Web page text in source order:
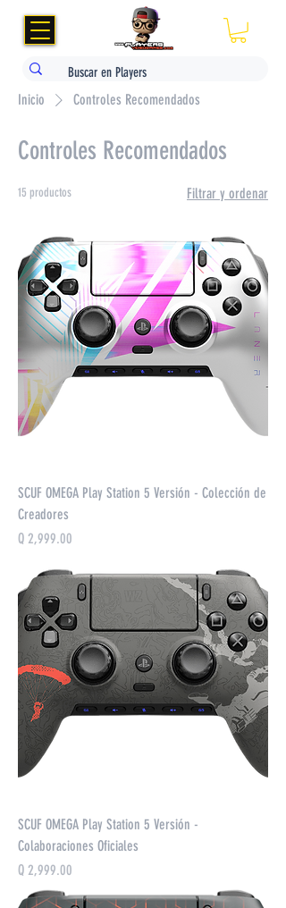
Inicio Controles Recomendados
Controles Recomendados
15 productos Filtrar y ordenar
SCUF OMEGA Play Station 5 Versión - Colección de
Creadores
Precio
Q 2,999.00
SCUF OMEGA Play Station 5 Versión -
Colaboraciones Oficiales
Precio
Q 2,999.00